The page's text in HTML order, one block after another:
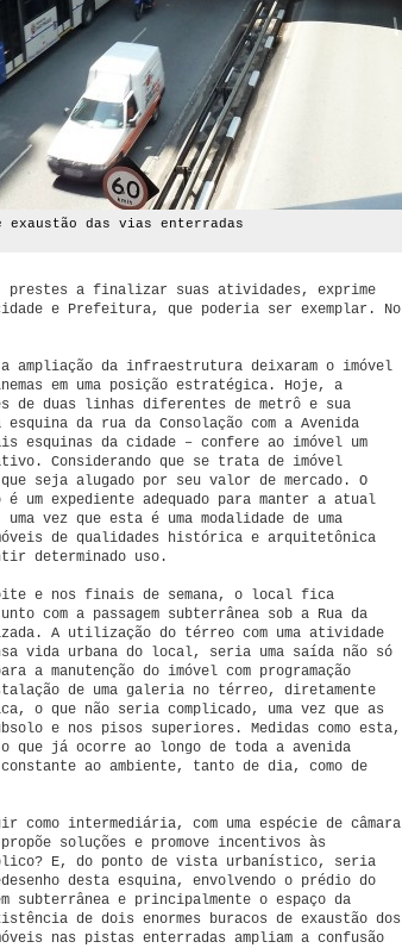
das vias enterradas
prestes a finalizar suas atividades, exprime
e Prefeitura, que poderia ser exemplar. No
a ampliação da infraestrutura deixaram o imóvel
em uma posição estratégica. Hoje, a
de duas linhas diferentes de metrô e sua
da rua da Consolação com a Avenida
esquinas da cidade – confere ao imóvel um
Considerando que se trata de imóvel
seja alugado por seu valor de mercado. O
é um expediente adequado para manter a atual
vez que esta é uma modalidade de uma
de qualidades histórica e arquitetônica
determinado uso.
e nos finais de semana, o local fica
com a passagem subterrânea sob a Rua da
A utilização do térreo com uma atividade
vida urbana do local, seria uma saída não só
a manutenção do imóvel com programação
de uma galeria no térreo, diretamente
o que não seria complicado, uma vez que as
e nos pisos superiores. Medidas como esta,
que já ocorre ao longo de toda a avenida
ao ambiente, tanto de dia, como de
como intermediária, com uma espécie de câmara
soluções e promove incentivos às
E, do ponto de vista urbanístico, seria
desta esquina, envolvendo o prédio do
subterrânea e principalmente o espaço da
de dois enormes buracos de exaustão dos
nas pistas enterradas ampliam a confusão